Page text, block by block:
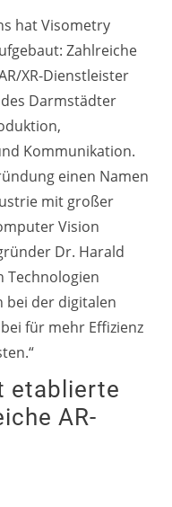
hat Visometry
Zahlreiche
XR-Dienstleister
Darmstädter
Kommunikation.
einen Namen
mit großer
Vision
Dr. Harald
Technologien
der digitalen
für mehr Effizienz
etablierte
AR-